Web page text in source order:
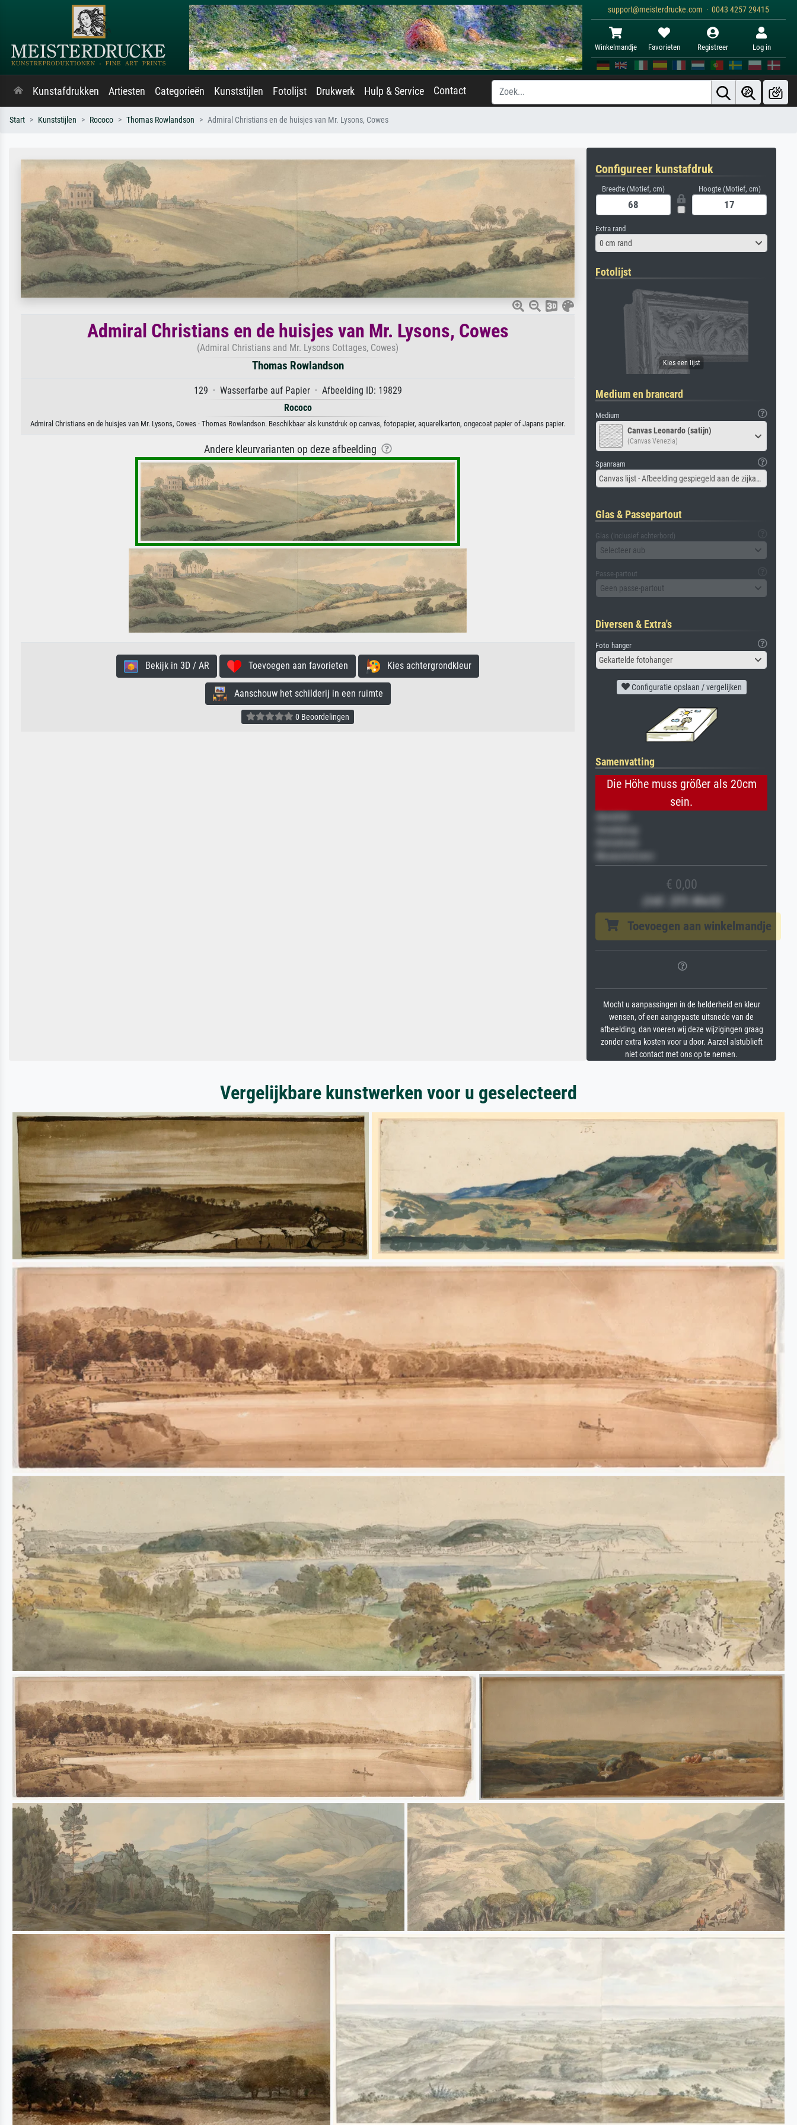
support@meisterdrucke.com · 0043 4257 29415
Winkelmandje Favorieten Registreer Log in
Kunstafdrukken Artiesten Categorieën Kunststijlen Fotolijst Drukwerk Hulp & Service Contact
Start Kunststijlen Rococo Thomas Rowlandson Admiral Christians en de huisjes van Mr. Lysons, Cowes
Admiral Christians en de huisjes van Mr. Lysons, Cowes
(Admiral Christians and Mr. Lysons Cottages, Cowes)
Thomas Rowlandson
129 · Wasserfarbe auf Papier · Afbeelding ID: 19829
Rococo
Admiral Christians en de huisjes van Mr. Lysons, Cowes · Thomas Rowlandson. Beschikbaar als kunstdruk op canvas, fotopapier, aquarelkarton, ongecoat papier of Japans papier.
Andere kleurvarianten op deze afbeelding
Bekijk in 3D / AR Toevoegen aan favorieten Kies achtergrondkleur
Aanschouw het schilderij in een ruimte
0 Beoordelingen
Configureer kunstafdruk
Breedte (Motief, cm) Hoogte (Motief, cm)
Extra rand
0 cm rand
Fotolijst
Medium en brancard
Medium
Canvas Leonardo (satijn)
(Canvas Venezia)
Spanraam
Canvas lijst - Afbeelding gespiegeld aan de zijkant
Glas & Passepartout
Glas (inclusief achterbord)
Selecteer aub
Passe-partout
Geen passe-partout
Diversen & Extra's
Foto hanger
Gekartelde fotohanger
Configuratie opslaan / vergelijken
Samenvatting
Die Höhe muss größer als 20cm
sein.
Veredelung
Museumslizenz
€ 0,00
(inkl. 20% MwSt)
Toevoegen aan winkelmandje
Mocht u aanpassingen in de helderheid en kleur
wensen, of een aangepaste uitsnede van de
afbeelding, dan voeren wij deze wijzigingen graag
zonder extra kosten voor u door. Aarzel alstublieft
niet contact met ons op te nemen.
Vergelijkbare kunstwerken voor u geselecteerd